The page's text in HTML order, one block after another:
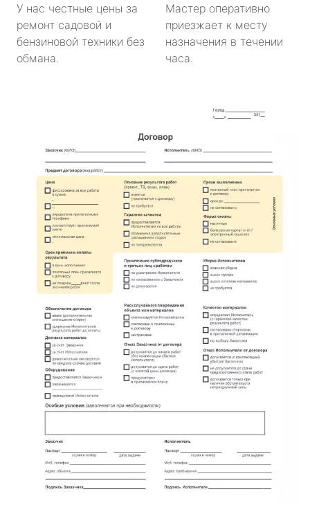
У нас честные цены за
ремонт садовой и
бензиновой техники без
обмана.
Мастер оперативно
приезжает к месту
назначения в течении
часа.